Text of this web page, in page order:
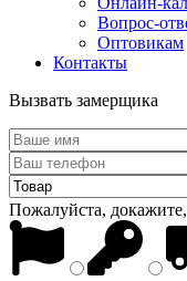
Вопрос-
Оптовикам
Контакты
Вызвать замерщика
Пожалуйста,